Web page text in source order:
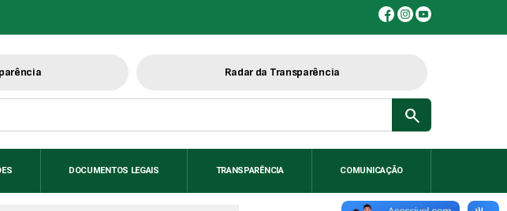
Radar da Transparência
search
DOCUMENTOS LEGAIS TRANSPARÊNCIA COMUNICAÇÃO